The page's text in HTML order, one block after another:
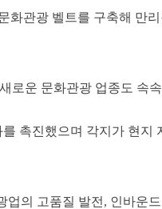
화관광 벨트를 구축해 만
로운 문화관광 업종도 속
촉진했으며 각지가 현지
의 고품질 발전, 인바운